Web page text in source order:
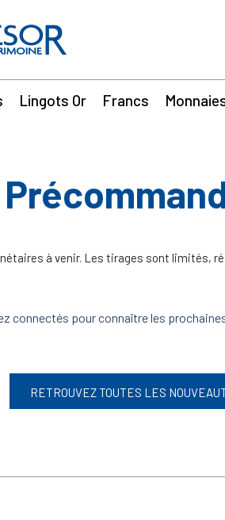
Lingots Or Francs
à venir. Les tirages sont limités,
RETROUVEZ TOUTES LES